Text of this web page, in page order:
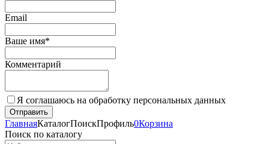
Email
Ваше имя*
Комментарий
Я соглашаюсь на обработку персональных данных
ГлавнаяКаталогПоискПрофиль0Корзина
Поиск по каталогу